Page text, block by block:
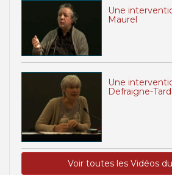
Une
Maurel
Une
Defraigne-
Voir toutes les Vidéos